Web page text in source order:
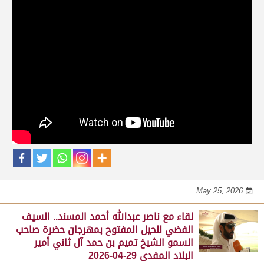
May 25, 2026
لقاء مع جابر بن سالم بن فاران.. مضمر هجن الشحانية الفائز
بالسيف الذهبي للحيل المفتوح بميدان الوثبة 22-05-2026
May 25, 2026
لقاء مع ناصر عبدالله أحمد المسند.. السيف
الفضي للحيل المفتوح بمهرجان حضرة صاحب
السمو الشيخ تميم بن حمد آل ثاني أمير
البلاد المفدى 29-04-2026